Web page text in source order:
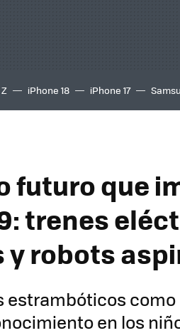
iPhone 18 iPhone 17
futuro que
trenes
robots
estrambóticos
en los